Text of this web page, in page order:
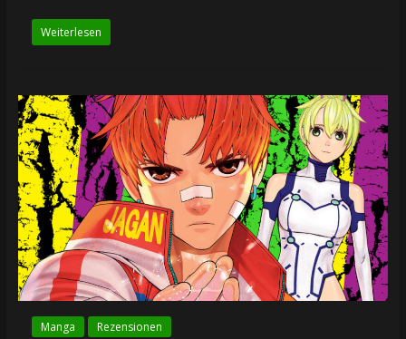
Weiterlesen
Manga Rezensionen